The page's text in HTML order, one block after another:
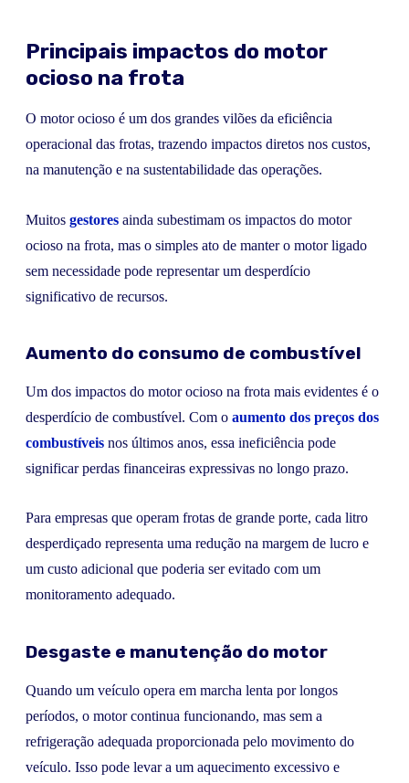
Principais impactos do motor
ocioso na frota
O motor ocioso é um dos grandes vilões da eficiência
operacional das frotas, trazendo impactos diretos nos custos,
na manutenção e na sustentabilidade das operações.
Muitos gestores ainda subestimam os impactos do motor
ocioso na frota, mas o simples ato de manter o motor ligado
sem necessidade pode representar um desperdício
significativo de recursos.
Aumento do consumo de combustível
Um dos impactos do motor ocioso na frota mais evidentes é o
desperdício de combustível. Com o aumento dos preços dos
combustíveis nos últimos anos, essa ineficiência pode
significar perdas financeiras expressivas no longo prazo.
Para empresas que operam frotas de grande porte, cada litro
desperdiçado representa uma redução na margem de lucro e
um custo adicional que poderia ser evitado com um
monitoramento adequado.
Desgaste e manutenção do motor
Quando um veículo opera em marcha lenta por longos
períodos, o motor continua funcionando, mas sem a
refrigeração adequada proporcionada pelo movimento do
veículo. Isso pode levar a um aquecimento excessivo e